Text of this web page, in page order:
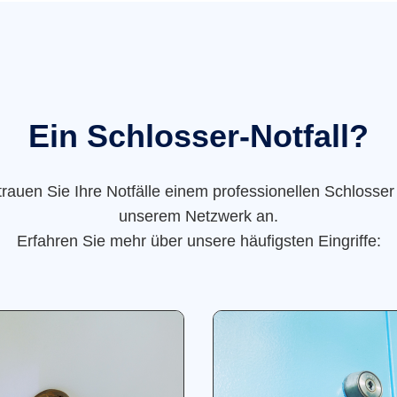
Ein Schlosser-Notfall?
Sie Ihre Notfälle einem professionellen
unserem Netzwerk an.
Erfahren Sie mehr über unsere häufigsten Eingriffe: